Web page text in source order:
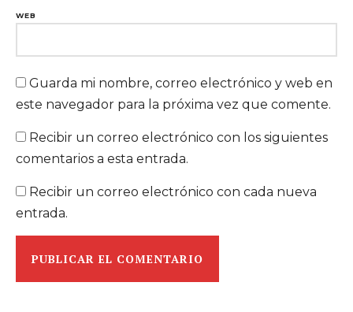
WEB
Guarda mi nombre, correo electrónico y web en
este navegador para la próxima vez que comente.
Recibir un correo electrónico con los siguientes
comentarios a esta entrada.
Recibir un correo electrónico con cada nueva
entrada.